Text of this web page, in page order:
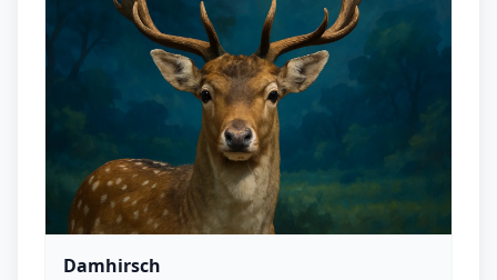
Damhirsch